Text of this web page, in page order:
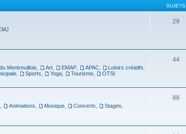
SUJETS
29
Montreuillois Art EMAP APAC Loisirs créatifs
Sports Yoga Tourisme OTSI
44
Animations Musique Concerts Stages
88